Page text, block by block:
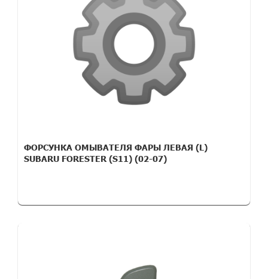
ФОРСУНКА ОМЫВАТЕЛЯ ФАРЫ ЛЕВАЯ (L)
SUBARU FORESTER (S11) (02-07)